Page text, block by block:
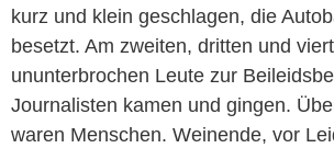
kurz und klein geschlagen, die
besetzt. Am zweiten, dritten und
ununterbrochen Leute zur
Journalisten kamen und gingen.
waren Menschen. Weinende, vor